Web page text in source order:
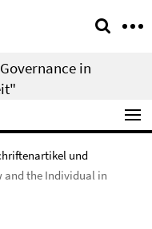
in
und
and the Individual in